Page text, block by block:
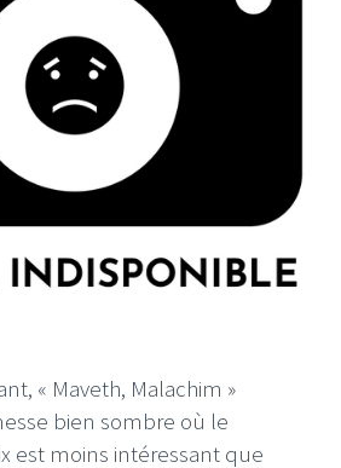
« Maveth, Malachim »
bien sombre où le
est moins intéressant que